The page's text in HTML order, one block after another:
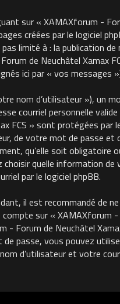
sur « XAMAXforum -
créées par le logiciel
limité à : la publication
de Neuchâtel Xamax
ici par « vos messages
nom d’utilisateur »), un
courriel personnelle
» sont protégées par
de votre mot de passe et
qu’elle soit obligatoire
quelle information
par le logiciel phpBB.
il est recommandé de
sur « XAMAXforum -
de Neuchâtel
passe, vous pouvez
d’utilisateur et votre